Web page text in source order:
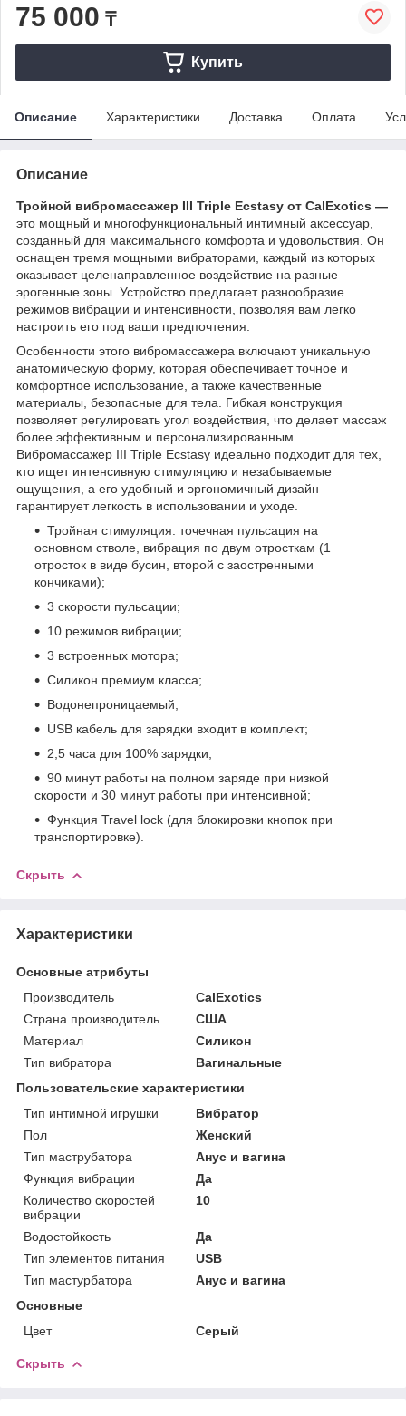
75 000 ₸
Купить
Описание Характеристики Доставка Оплата
Описание
Тройной вибромассажер III Triple Ecstasy от CalExotics —
это мощный и многофункциональный интимный аксессуар,
созданный для максимального комфорта и удовольствия. Он
оснащен тремя мощными вибраторами, каждый из которых
оказывает целенаправленное воздействие на разные
эрогенные зоны. Устройство предлагает разнообразие
режимов вибрации и интенсивности, позволяя вам легко
настроить его под ваши предпочтения.
Особенности этого вибромассажера включают уникальную
анатомическую форму, которая обеспечивает точное и
комфортное использование, а также качественные
материалы, безопасные для тела. Гибкая конструкция
позволяет регулировать угол воздействия, что делает массаж
более эффективным и персонализированным.
Вибромассажер III Triple Ecstasy идеально подходит для тех,
кто ищет интенсивную стимуляцию и незабываемые
ощущения, а его удобный и эргономичный дизайн
гарантирует легкость в использовании и уходе.
Тройная стимуляция: точечная пульсация на
основном стволе, вибрация по двум отросткам (1
отросток в виде бусин, второй с заостренными
кончиками);
3 скорости пульсации;
10 режимов вибрации;
3 встроенных мотора;
Силикон премиум класса;
Водонепроницаемый;
USB кабель для зарядки входит в комплект;
2,5 часа для 100% зарядки;
90 минут работы на полном заряде при низкой
скорости и 30 минут работы при интенсивной;
Функция Travel lock (для блокировки кнопок при
транспортировке).
Скрыть
Характеристики
Основные атрибуты
Производитель
CalExotics
Страна производитель
США
Материал
Силикон
Тип вибратора
Вагинальные
Пользовательские характеристики
Тип интимной игрушки
Вибратор
Пол
Женский
Тип маструбатора
Анус и вагина
Функция вибрации
Да
Количество скоростей
вибрации
10
Водостойкость
Да
Тип элементов питания
USB
Тип мастурбатора
Анус и вагина
Основные
Цвет
Серый
Скрыть